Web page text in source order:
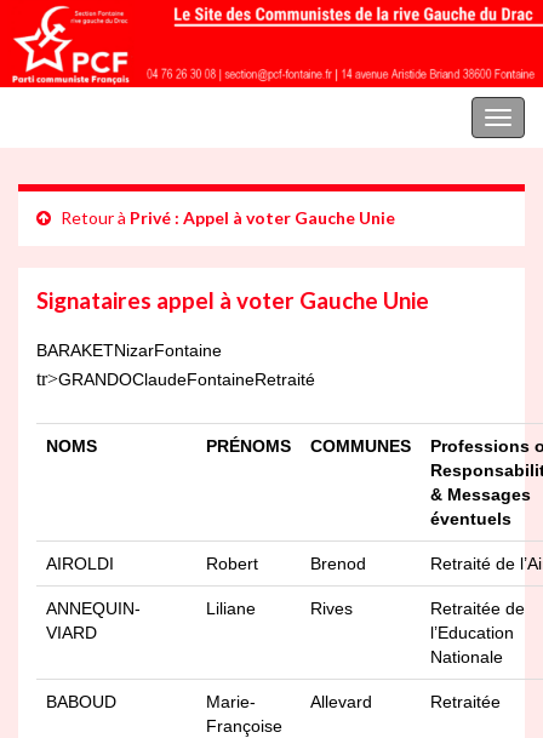
Toggle
Retour à Privé : Appel à voter Gauche Unie
Signataires appel à voter Gauche Unie
BARAKETNizarFontaine
tr>GRANDOClaudeFontaineRetraité
NOMS PRÉNOMS COMMUNES
Professions
& Messages
éventuels
AIROLDI Robert Brenod Retraité de
ANNEQUIN-
VIARD
Liliane Rives
Retraitée de
l’Education
Nationale
BABOUD
Marie-
Françoise
Allevard Retraitée